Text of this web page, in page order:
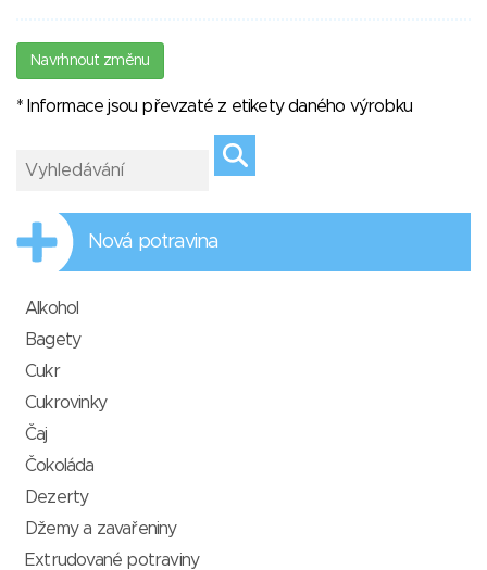
Navrhnout změnu
* Informace jsou převzaté z etikety daného výrobku
Nová potravina
Alkohol
Bagety
Cukr
Cukrovinky
Čaj
Čokoláda
Dezerty
Džemy a zavařeniny
Extrudované potraviny